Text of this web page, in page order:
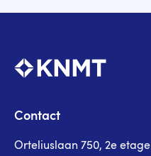
Contact
Orteliuslaan 750, 2e etage